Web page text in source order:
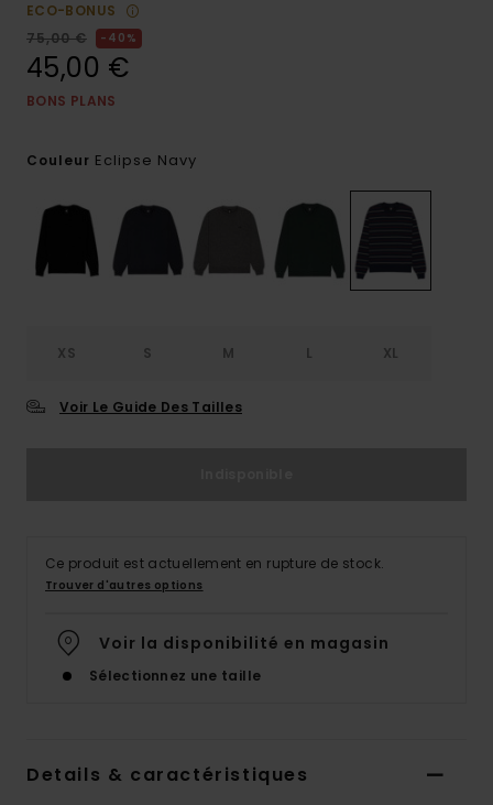
ECO-BONUS
75,00 €
40%
45,00 €
BONS PLANS
Couleur Eclipse Navy
XS S M L XL
Voir Le Guide Des Tailles
Ce produit est actuellement en rupture de stock.
Trouver d'autres options
Voir la disponibilité en magasin
Sélectionnez une taille
Details & caractéristiques